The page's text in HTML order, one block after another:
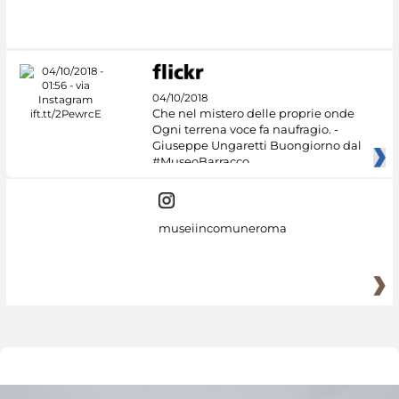
04/10/2018
Che nel mistero delle proprie onde
Ogni terrena voce fa naufragio. -
Giuseppe Ungaretti Buongiorno dal
#MuseoBarracco
museiincomuneroma